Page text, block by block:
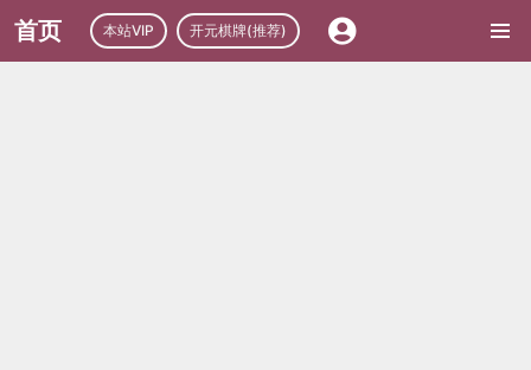
首页 本站VIP 开元棋牌(推荐)